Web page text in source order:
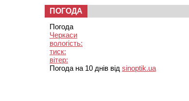
ПОГОДА
Погода
Черкаси
вологість:
тиск:
вітер:
Погода на 10 днів від sinoptik.ua